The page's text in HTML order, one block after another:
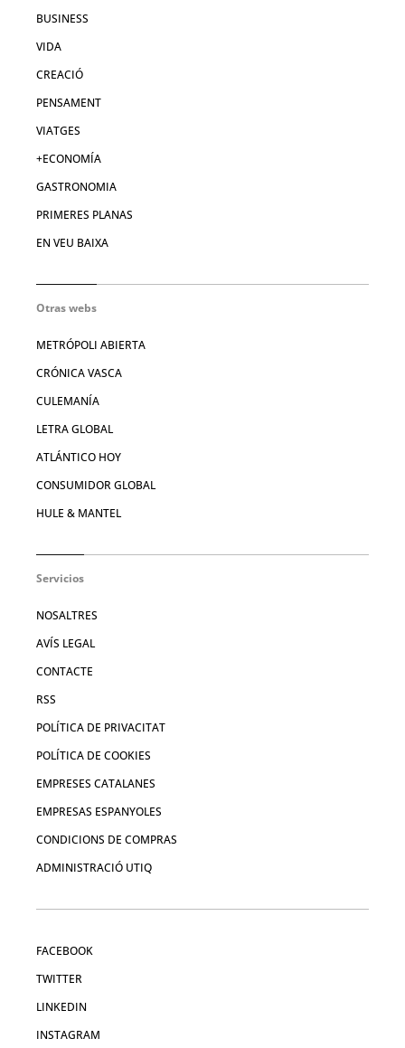
BUSINESS
VIDA
CREACIÓ
PENSAMENT
VIATGES
+ECONOMÍA
GASTRONOMIA
PRIMERES PLANAS
EN VEU BAIXA
Otras webs
METRÓPOLI ABIERTA
CRÓNICA VASCA
CULEMANÍA
LETRA GLOBAL
ATLÁNTICO HOY
CONSUMIDOR GLOBAL
HULE & MANTEL
Servicios
NOSALTRES
AVÍS LEGAL
CONTACTE
RSS
POLÍTICA DE PRIVACITAT
POLÍTICA DE COOKIES
EMPRESES CATALANES
EMPRESAS ESPANYOLES
CONDICIONS DE COMPRAS
ADMINISTRACIÓ UTIQ
FACEBOOK
TWITTER
LINKEDIN
INSTAGRAM